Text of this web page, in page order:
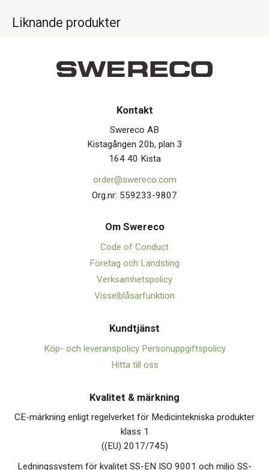
Liknande produkter
Kontakt
Swereco AB
Kistagången 20b, plan 3
164 40 Kista
order@swereco.com
Org.nr: 559233-9807
Om Swereco
Code of Conduct
Företag och Landsting
Verksamhetspolicy
Visselblåsarfunktion
Kundtjänst
Köp- och leveranspolicy Personuppgiftspolicy
Hitta till oss
Kvalitet & märkning
CE-märkning enligt regelverket för Medicintekniska produkter
klass 1
((EU) 2017/745)
Ledningssystem för kvalitet SS-EN ISO 9001 och miljö SS-